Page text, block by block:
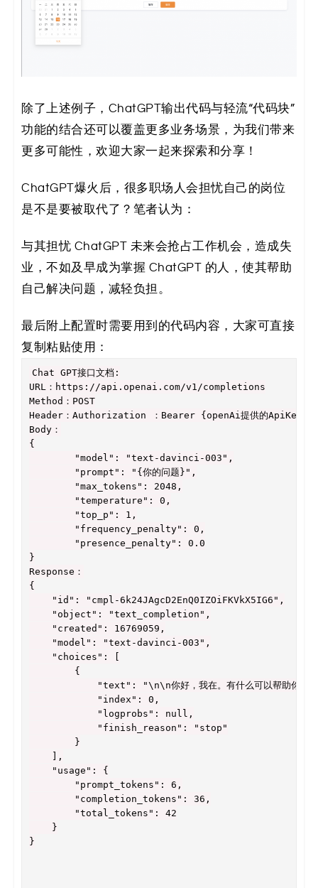
除了上述例子，ChatGPT输出代码与轻流“代码块”
功能的结合还可以覆盖更多业务场景，为我们带来
更多可能性，欢迎大家一起来探索和分享！
ChatGPT爆火后，很多职场人会担忧自己的岗位
是不是要被取代了？笔者认为：
与其担忧 ChatGPT 未来会抢占工作机会，造成失
业，不如及早成为掌握 ChatGPT 的人，使其帮助
自己解决问题，减轻负担。
最后附上配置时需要用到的代码内容，大家可直接
复制粘贴使用：
Chat GPT接口文档:
URL：https://api.openai.com/v1/completions
Method：POST
Header：Authorization
：Bearer {openAi提供的ApiKey}
Body：
{
"model":
"text-davinci-003" ,
"prompt":
"{你的问题}" ,
"max_tokens":
2048 ,
"temperature":
0 ,
"top_p":
1 ,
"frequency_penalty":
0 ,
"presence_penalty":
0.0
}
Response：
{
"id":
"cmpl-6k24JAgcD2EnQ0IZOiFKVkX5IG6" ,
"object":
"text_completion" ,
"created":
16769059 ,
"model":
"text-davinci-003" ,
"choices":
{
"text":
"\n\n你好，我在。有什么可以帮助你的
"index":
0 ,
"logprobs":
null ,
"finish_reason":
"stop"
}
],
"usage":
{
"prompt_tokens":
6 ,
"completion_tokens":
36 ,
"total_tokens":
42
}
}